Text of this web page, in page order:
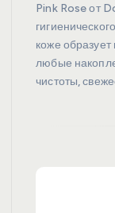
Pink Rose от
коже
любые
чистоты,